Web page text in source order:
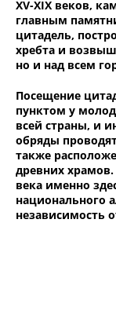
XV-XIX веков,
главным
цитадель,
хребта и
но и над всем
Посещение
пунктом у
всей страны, и
обряды
также
древних
века именно
национального
независимость